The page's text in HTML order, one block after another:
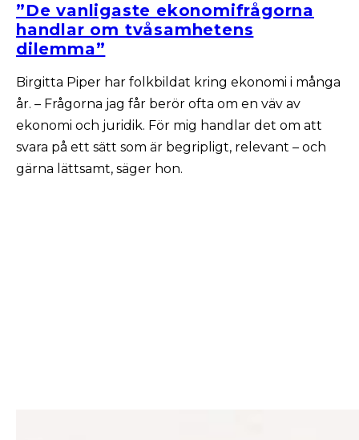
”De vanligaste ekonomifrågorna
handlar om tvåsamhetens
dilemma”
Birgitta Piper har folkbildat kring ekonomi i många
år. – Frågorna jag får berör ofta om en väv av
ekonomi och juridik. För mig handlar det om att
svara på ett sätt som är begripligt, relevant – och
gärna lättsamt, säger hon.